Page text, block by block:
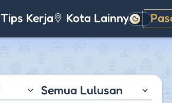
Tips Kerja Kota LainnyaGelap
Semua Lulusan